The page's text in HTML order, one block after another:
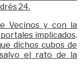
24.
Vecinos y con la
implicados,
dichos cubos de
el rato de la